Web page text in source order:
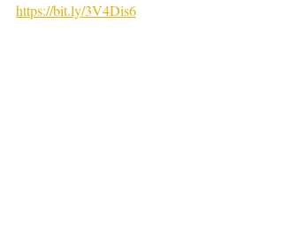
https://bit.ly/3V4Dis6